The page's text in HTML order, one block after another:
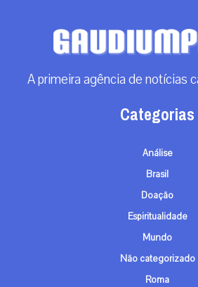
A primeira agência de notícias
Categorias
Análise
Brasil
Doação
Espiritualidade
Mundo
Não categorizado
Roma